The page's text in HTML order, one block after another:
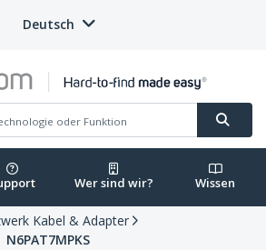
Deutsch
Wer sind wir? Wissen
Kabel & Adapter
N6PAT7MPKS